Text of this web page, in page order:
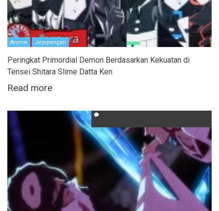
Anime Jejepangan
Peringkat Primordial Demon Berdasarkan Kekuatan di
Tensei Shitara Slime Datta Ken
Read more